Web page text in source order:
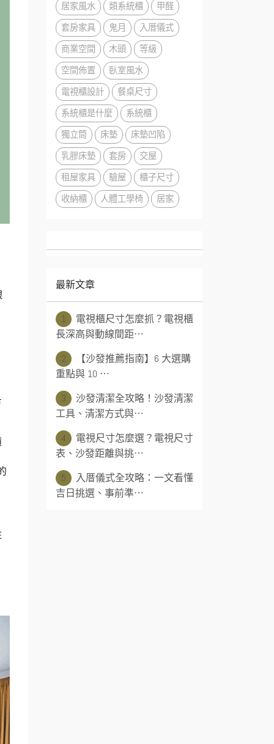
居家風水
類系統櫃
甲醛
套房家具
鬼月
入厝儀式
商業空間
木頭
等級
空間佈置
臥室風水
電視櫃設計
餐桌尺寸
系統櫃是什麼
系統櫃
獨立筒
床墊
床墊凹陷
乳膠床墊
套房
交屋
租屋家具
驗屋
櫃子尺寸
收納櫃
人體工學椅 居家
最新文章
1
電視櫃尺寸怎麼抓？電視櫃
長深高與動線間距⋯
2
【沙發推薦指南】6 大選購
重點與 10 ⋯
3
沙發清潔全攻略！沙發清潔
工具、清潔方式與⋯
4
電視尺寸怎麼選？電視尺寸
表、沙發距離與挑⋯
5
入厝儀式全攻略：一文看懂
吉日挑選、事前準⋯